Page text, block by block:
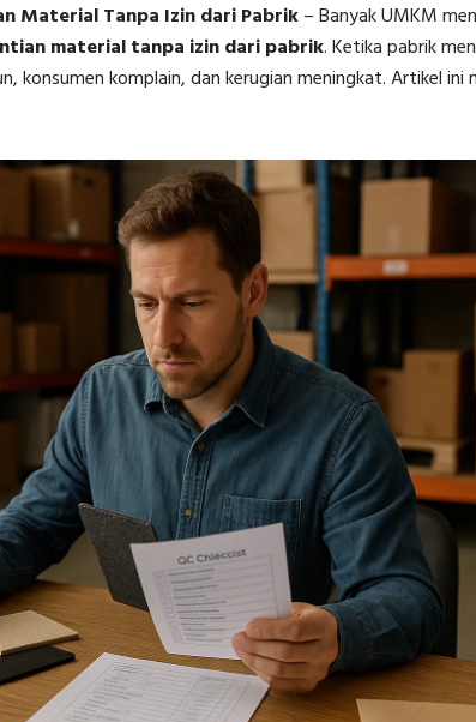
Material Tanpa Izin dari Pabrik–Banyak UMKM
material tanpa izin dari pabrik. Ketika pabrik
konsumen komplain, dan kerugian meningkat. Artikel ini